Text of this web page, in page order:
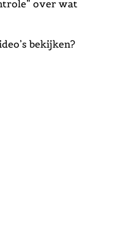
over wat
bekijken?